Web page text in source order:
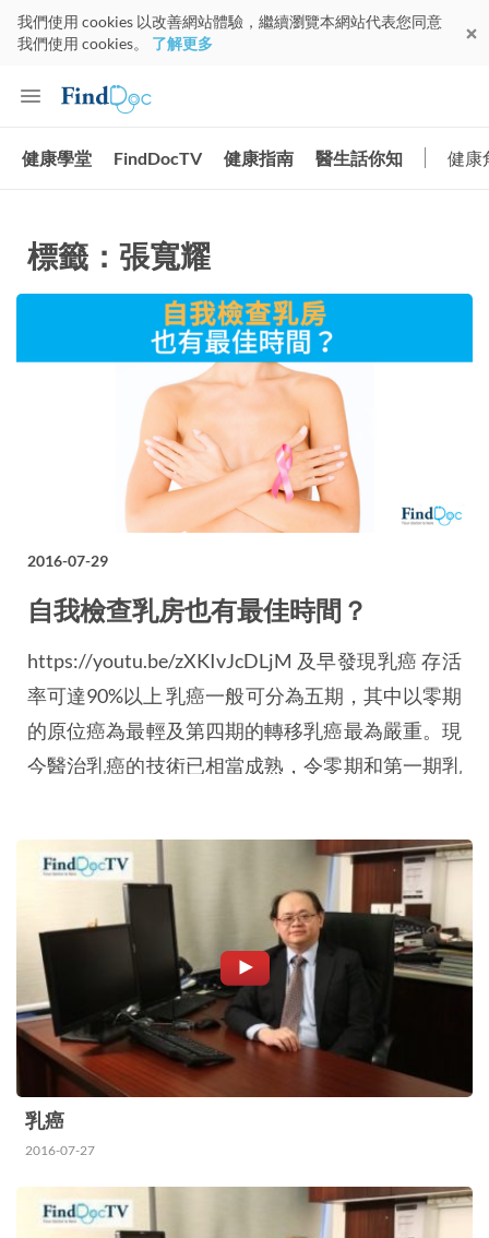
我們使用 cookies 以改善網站體驗，繼續瀏覽本網站代表您同意
我們使用 cookies。 了解更多
健康學堂 FindDocTV 健康指南 醫生話你知 健康
標籤：張寬耀
2016-07-29
自我檢查乳房也有最佳時間？
https://youtu.be/zXKIvJcDLjM 及早發現乳癌 存活
率可達90%以上 乳癌一般可分為五期，其中以零期
的原位癌為最輕及第四期的轉移乳癌最為嚴重。現
今醫治乳癌的技術已相當成熟，令零期和第一期乳
年存活率也有20%。由此可見，及早發現和積極治
療便是醫治乳癌的關鍵。 女性應養成定期自我檢
查乳房的習慣 近年乳癌的發病有年輕化的趨勢，
因此女性…
乳癌
2016-07-27